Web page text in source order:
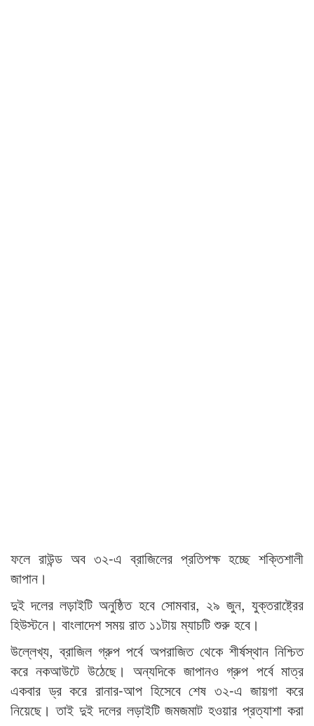
ফলে রাউন্ড অব ৩২-এ ব্রাজিলের প্রতিপক্ষ হচ্ছে শক্তিশালী
জাপান।
দুই দলের লড়াইটি অনুষ্ঠিত হবে সোমবার, ২৯ জুন, যুক্তরাষ্ট্রের
হিউস্টনে। বাংলাদেশ সময় রাত ১১টায় ম্যাচটি শুরু হবে।
উল্লেখ্য, ব্রাজিল গ্রুপ পর্বে অপরাজিত থেকে শীর্ষস্থান নিশ্চিত
করে নকআউটে উঠেছে। অন্যদিকে জাপানও গ্রুপ পর্বে মাত্র
একবার ড্র করে রানার-আপ হিসেবে শেষ ৩২-এ জায়গা করে
নিয়েছে। তাই দুই দলের লড়াইটি জমজমাট হওয়ার প্রত্যাশা করা